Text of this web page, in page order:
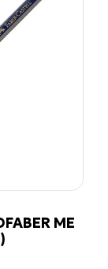
ΜΕ